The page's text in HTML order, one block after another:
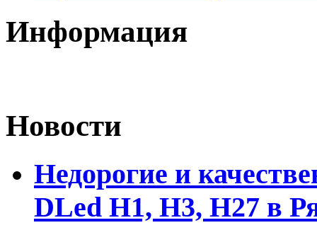
Информация
Новости
Недорогие и
DLed Н1, Н3, Н27 в